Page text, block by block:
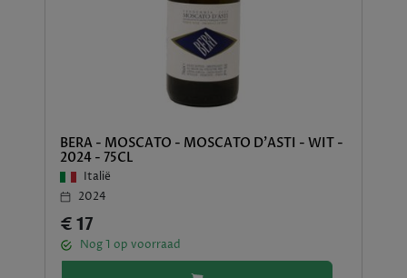
BERA - MOSCATO - MOSCATO D'ASTI - WIT -
2024 - 75CL
Italië
2024
€ 17
Nog1 op voorraad